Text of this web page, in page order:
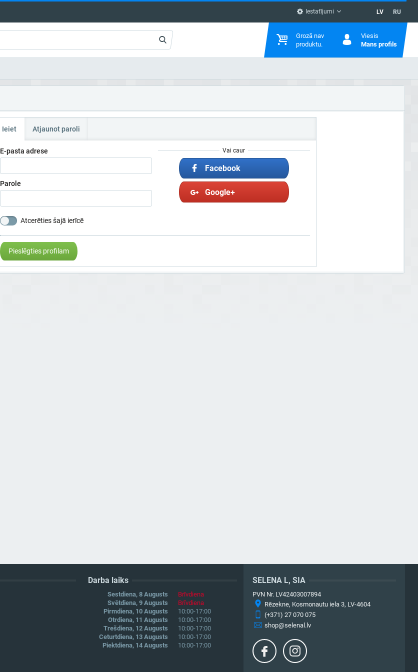
Iestatījumi LV RU
Grozā nav
produktu.
Viesis
Mans profils
Ieiet Atjaunot paroli
E-pasta adrese
Parole
Atcerēties šajā ierīcē
Vai caur
Facebook
Google+
Pieslēgties profilam
Darba laiks
Sestdiena, 8 Augusts
Brīvdiena
Svētdiena, 9 Augusts
Brīvdiena
Pirmdiena, 10 Augusts
10:00-17:00
Otrdiena, 11 Augusts
10:00-17:00
Trešdiena, 12 Augusts
10:00-17:00
Ceturtdiena, 13 Augusts
10:00-17:00
Piektdiena, 14 Augusts
10:00-17:00
SELENA L, SIA
PVN Nr. LV42403007894
Rēzekne, Kosmonautu iela 3, LV-4604
(+371) 27 070 075
shop@selenal.lv